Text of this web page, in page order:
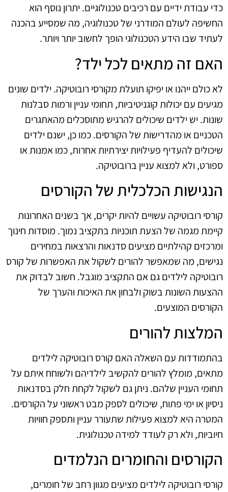
כדי עבודת ידיים עם רכיבים טכנולוגיים. יתרון נוסף הוא
החשיפה לעולם המודרני של טכנולוגיה, מה שמסייע בהכנה
לעתיד שבו הידע הטכנולוגי הופך לחשוב יותר ויותר.
האם זה מתאים לכל ילד?
לא כולם ייהנו או יפיקו תועלת מקורסי רובוטיקה. ילדים שונים
מגיעים עם יכולות קוגניטיביות, תחומי עניין ורמות סבלנות
שונות. יש ילדים שיכולים להרגיש מתוסכלים מהאתגרים
הטכניים או מהדרישות של הקורסים. כמו כן, ישנם ילדים
שיכולים להעדיף פעילויות יצירתיות אחרות, כמו אמנות או
ספורט, ולא למצוא עניין ברובוטיקה.
הנגישות הכלכלית של הקורסים
קורסי רובוטיקה עשויים להיות יקרים, אך בשנים האחרונות
קיימת מגמה של הצעת תוכניות בתקציב נמוך. מוסדות חינוך
ומרכזים קהילתיים מציעים סדנאות והרצאות במחירים
נגישים, מה שמאפשר להורים לשקול את האפשרות של קורס
רובוטיקה לילדים גם אם התקציב מוגבל. חשוב לבדוק את
ההצעות השונות בשוק ולבחון את האיכות והערך של
הקורסים המוצעים.
המלצות להורים
בהתמודדות עם השאלה האם קורס רובוטיקה לילדים
מתאים, מומלץ להורים להקשיב לילדיהם ולשוחח איתם על
תחומי העניין שלהם. ניתן גם לשקול לקחת חלק בסדנאות
ניסיון או ימי פתוח, שיכולים לספק מבט ראשוני על הקורסים.
המטרה היא למצוא פעילות שתעורר עניין ותספק חוויות
חיוביות, ולא רק לעודד למידה טכנולוגית.
הקורסים והחומרים הנלמדים
קורסי רובוטיקה לילדים מציעים מגוון רחב של חומרים,